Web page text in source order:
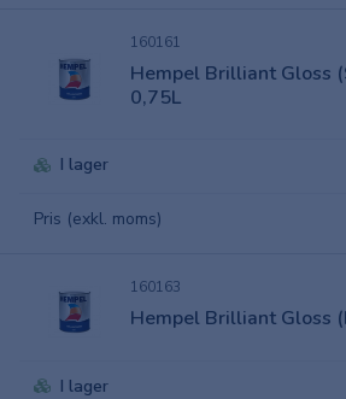
160161
Hempel Brilliant Gloss
0,75L
I lager
Pris (exkl. moms)
160163
Hempel Brilliant Gloss
I lager